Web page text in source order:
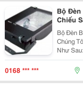
Bộ Đèn
Chiếu
Bộ Đèn
Chúng
Như Sau: Bộ Đèn Pha Chiếu Rộng 400W Dành Cho Sân
0168 *** ***